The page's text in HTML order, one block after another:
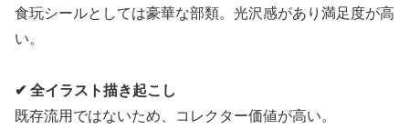
食玩シールとしては豪華な部類。光沢感があり満足度が高
い。
✔ 全イラスト描き起こし
既存流用ではないため、コレクター価値が高い。